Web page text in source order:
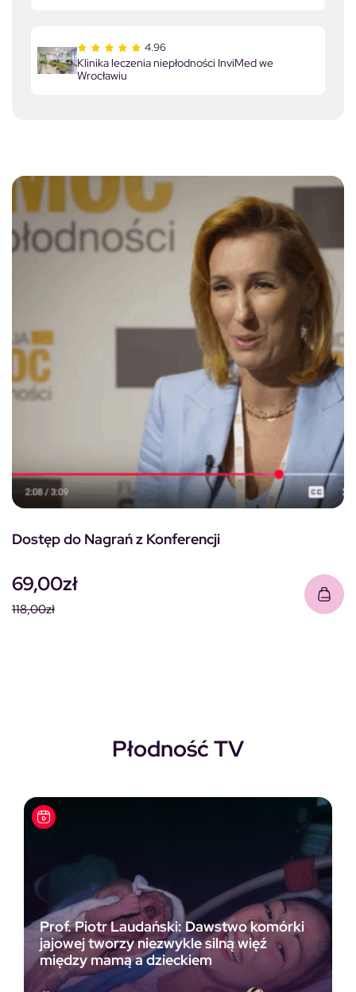
4.96
Klinika leczenia niepłodności InviMed we
Wrocławiu
Dostęp do Nagrań z Konferencji
118,00zł
69,00zł
Płodność TV
Prof. Piotr Laudański: Dawstwo komórki
jajowej tworzy niezwykle silną więź
między mamą a dzieckiem